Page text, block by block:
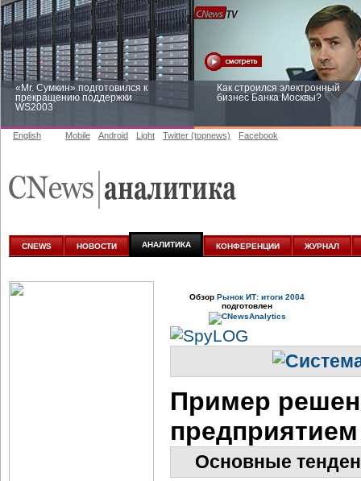
«Mr. Сумкин» подготовился к
прекращению поддержки
WS2003
Как строился электронный
бизнес Банка Москвы?
аналитике
English Mobile Android Light Twitter (topnews) Facebook
CNEWS НОВОСТИ АНАЛИТИКА КОНФЕРЕНЦИИ ЖУРНАЛ
Обзор Рынок ИТ: итоги 2004
подготовлен
Пример
Основные